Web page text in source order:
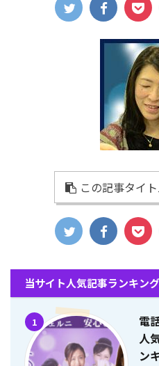
この記事タイ
当サイト人気記事ランキング
1
電
人
ン